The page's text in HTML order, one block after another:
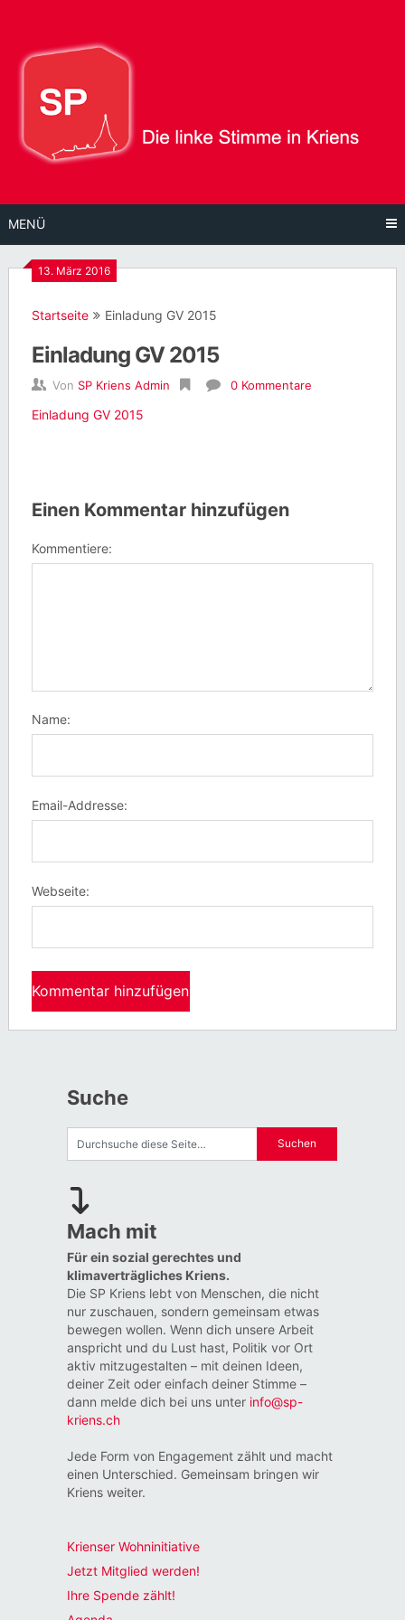
Inhalt
MENÜ
13. März 2016
Startseite Einladung GV 2015
Einladung GV 2015
Von SP Kriens Admin 0 Kommentare
Einladung GV 2015
Einen Kommentar hinzufügen
Kommentiere:
Name:
Email-Addresse:
Webseite:
Suche
Mach mit
Für ein sozial gerechtes und
klimaverträgliches Kriens.
Die SP Kriens lebt von Menschen, die nicht
nur zuschauen, sondern gemeinsam etwas
bewegen wollen. Wenn dich unsere Arbeit
anspricht und du Lust hast, Politik vor Ort
aktiv mitzugestalten – mit deinen Ideen,
deiner Zeit oder einfach deiner Stimme –
dann melde dich bei uns unter info@sp-
kriens.ch
Jede Form von Engagement zählt und macht
einen Unterschied. Gemeinsam bringen wir
Kriens weiter.
Krienser Wohninitiative
Jetzt Mitglied werden!
Ihre Spende zählt!